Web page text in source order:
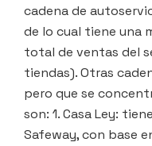
cadena de
de lo cual tiene una
total de ventas del
tiendas). Otras
pero que se
son: 1. Casa Ley:
Safeway, con base